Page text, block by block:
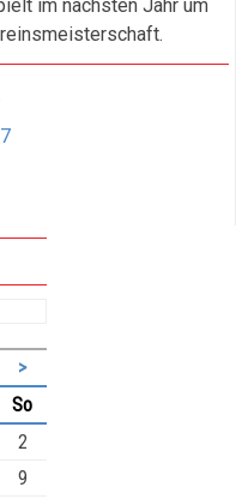
im nächsten Jahr um
>
Sonntag
2
9